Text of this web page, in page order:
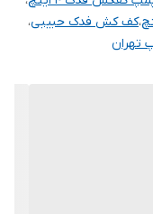
،کف کش فدک حبیبی،
تهران